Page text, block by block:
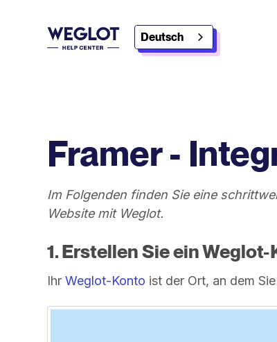
Deutsch
Framer -
Im Folgenden finden Sie eine
Website mit Weglot.
1. Erstellen Sie ein
Ihr Weglot-Konto ist der Ort, an dem